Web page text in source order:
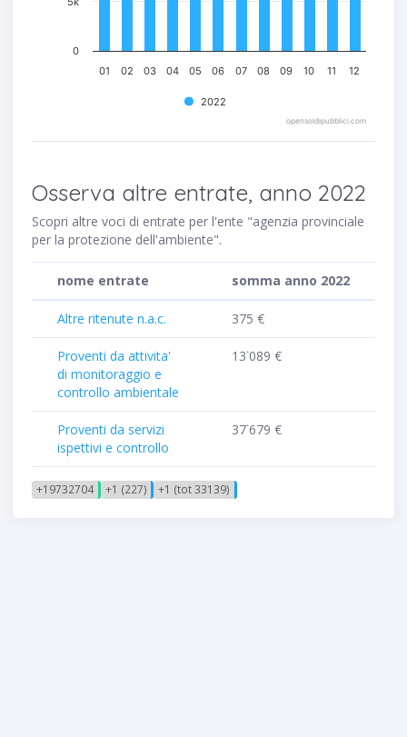
2022
01 08
02 03 04 05 06 07 09 10 11 12
0
opensoldipubblici.com
Osserva altre entrate, anno 2022
Scopri altre voci di entrate per l'ente "agenzia provinciale
per la protezione dell'ambiente".
nome entrate somma anno 2022
Altre ritenute n.a.c. 375 €
Proventi da attivita'
di monitoraggio e
controllo ambientale
13˙089 €
Proventi da servizi
ispettivi e controllo
37˙679 €
+19732704 +1 (227) +1 (tot 33139)